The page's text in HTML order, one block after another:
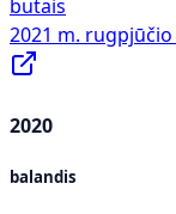
butais
2021 m. rugpjūčio
2020
balandis